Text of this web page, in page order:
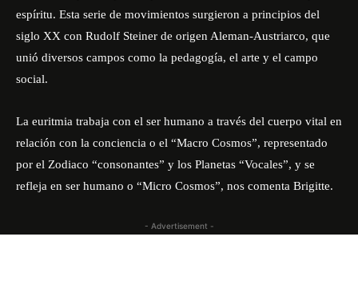
espíritu. Esta serie de movimientos surgieron a principios del
siglo XX con Rudolf Steiner de origen Aleman-Austriarco, que
unió diversos campos como la pedagogía, el arte y el campo
social.
La euritmia trabaja con el ser humano a través del cuerpo vital en
relación con la conciencia o el “Macro Cosmos”, representado
por el Zodiaco “consonantes” y los Planetas “Vocales”, y se
refleja en ser humano o “Micro Cosmos”, nos comenta Brigitte.
- Advertisement -